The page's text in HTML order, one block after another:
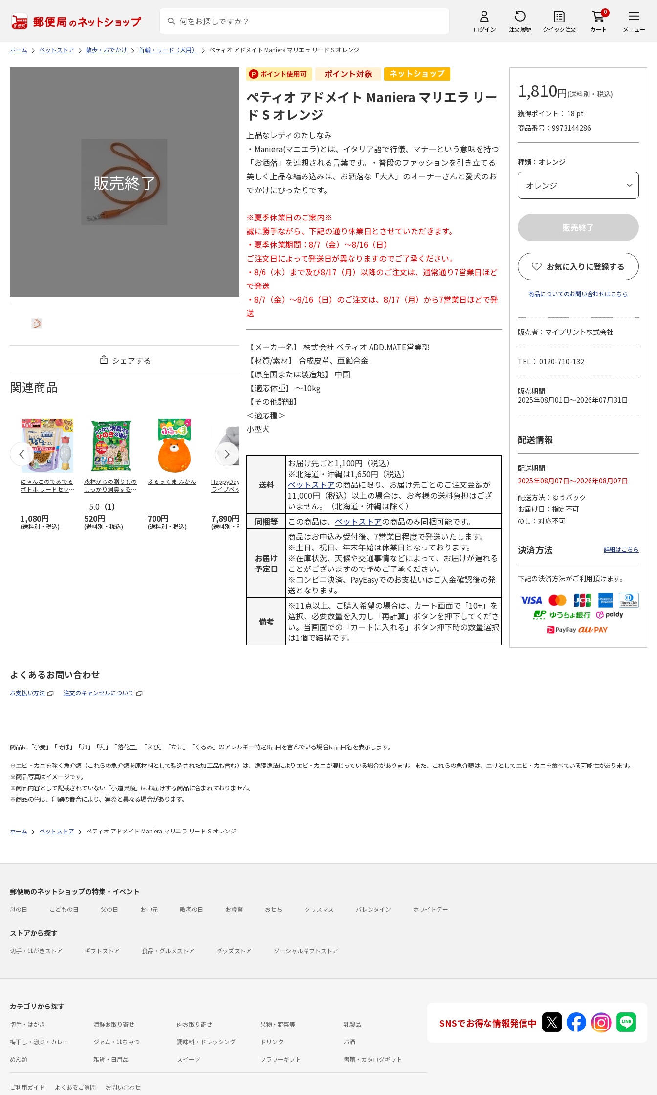
ログイン 注文履歴 クイック注文
0
カート メニュー
ホーム ペットストア 散歩・おでかけ 首輪・リード（犬用） ペティオ アドメイト Maniera マリエラ リード S オレンジ
シェアする
関連商品
にゃんこのでるでる
ボトル フードセッ
1,080円
(送料別・税込)
森林からの贈りもの
しっかり消臭するひ
5.0 （1）
520円
(送料別・税込)
ふるっくま みかん
700円
(送料別・税込)
HappyDays 2wayド
ライブベッド グレ
7,890円
(送料別・税込)
獣医師開発 ニオイ
をとる砂専用 猫ト
イレ ナチュラルグ
1,550円
(送料別・税込)
デオトイレ 飛び散
らない消臭・抗菌サ
ンド 4L
1,320円
(送料別・税込)
無添加良品 カムカ
ムデンタルコーン
ぐるぐるボーン型 S
…
470円
(送料別・税込)
銀のスプーン パウ
チ 健康に育つ子ね
こ用 まぐろ・かつ
120円
(送料別・税込)
ペット線香 虹のか
ローラルの香り
590円
(送料別・税込)
CIAO 香り立つクラ
ペティオ アドメイト Maniera マリエラ リー
ド S オレンジ
上品なレディのたしなみ
・Maniera(マニエラ)とは、イタリア語で行儀、マナーという意味を持つ
「お洒落」を連想される言葉です。・普段のファッションを引き立てる
美しく上品な編み込みは、お洒落な「大人」のオーナーさんと愛犬のお
でかけにぴったりです。
※夏季休業日のご案内※
誠に勝手ながら、下記の通り休業日とさせていただきます。
・夏季休業期間：8/7（金）～8/16（日）
ご注文日によって発送日が異なりますのでご了承ください。
・8/6（木）まで及び8/17（月）以降のご注文は、通常通り7営業日ほど
で発送
・8/7（金）～8/16（日）のご注文は、8/17（月）から7営業日ほどで発
送
【メーカー名】 株式会社 ペティオ ADD.MATE営業部
【材質/素材】 合成皮革、亜鉛合金
【原産国または製造地】 中国
【適応体重】 ～10kg
【その他詳細】
＜適応種＞
小型犬
送料
お届け先ごと1,100円（税込）
※北海道・沖縄は1,650円（税込）
ペットストアの商品に限り、お届け先ごとのご注文金額が
11,000円（税込）以上の場合は、お客様の送料負担はござ
いません。（北海道・沖縄は除く）
同梱等
この商品は、ペットストアの商品のみ同梱可能です。
お届け
予定日
商品はお申込み受付後、7営業日程度で発送いたします。
※土日、祝日、年末年始は休業日となっております。
※在庫状況、天候や交通事情などによって、お届けが遅れる
ことがございますので予めご了承ください。
※コンビニ決済、PayEasyでのお支払いはご入金確認後の発
送となります。
備考
※11点以上、ご購入希望の場合は、カート画面で「10+」を
選択、必要数量を入力し「再計算」ボタンを押下してくださ
い。当画面での「カートに入れる」ボタン押下時の数量選択
は1個で結構です。
1,810円(送料別・税込)
獲得ポイント： 18 pt
商品番号
9973144286
種類：オレンジ
お気に入りに登録する
商品についてのお問い合わせはこちら
販売者：マイプリント株式会社
TEL： 0120-710-132
販売期間
2025年08月01日～2026年07月31日
配送情報
配送期間
2025年08月07日～2026年08月07日
配送方法
ゆうパック
お届け日
指定不可
のし
対応不可
決済方法 詳細はこちら
下記の決済方法がご利用頂けます。
よくあるお問い合わせ
お支払い方法 注文のキャンセルについて
商品に「小麦」「そば」「卵」「乳」「落花生」「えび」「かに」「くるみ」のアレルギー特定8品目を含んでいる場合に品目名を表示します。
※エビ・カニを除く魚介類（これらの魚介類を原材料として製造された加工品も含む）は、漁獲漁法によりエビ・カニが混じっている場合があります。また、これらの魚介類は、エサとしてエビ・カニを食べている可能性があります。
※商品写真はイメージです。
※商品内容として記載されていない「小道具類」はお届けする商品に含まれておりません。
※商品の色は、印刷の都合により、実際と異なる場合があります。
ホーム ペットストア ペティオ アドメイト Maniera マリエラ リード S オレンジ
郵便局のネットショップの特集・イベント
母の日 こどもの日 父の日 お中元 敬老の日 お歳暮 おせち クリスマス バレンタイン ホワイトデー
ストアから探す
切手・はがきストア ギフトストア 食品・グルメストア グッズストア ソーシャルギフトストア
カテゴリから探す
切手・はがき 海鮮お取り寄せ 肉お取り寄せ 果物・野菜等 乳製品
梅干し・惣菜・カレー ジャム・はちみつ 調味料・ドレッシング ドリンク お酒
めん類 雑貨・日用品 スイーツ フラワーギフト 書籍・カタログギフト
ご利用ガイド よくあるご質問 お問い合わせ
SNSでお得な情報発信中